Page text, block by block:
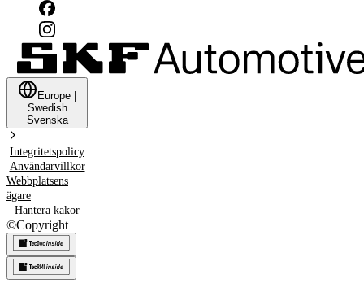
Europe
Swedish
Svenska
Integritetspolicy
Användarvillkor
Webbplatsens
ägare
Hantera kakor
©Copyright